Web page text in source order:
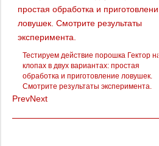
Тестируем действие порошка Гектор на
клопах в двух вариантах: простая
обработка и приготовление ловушек.
Смотрите результаты эксперимента.
PrevNext